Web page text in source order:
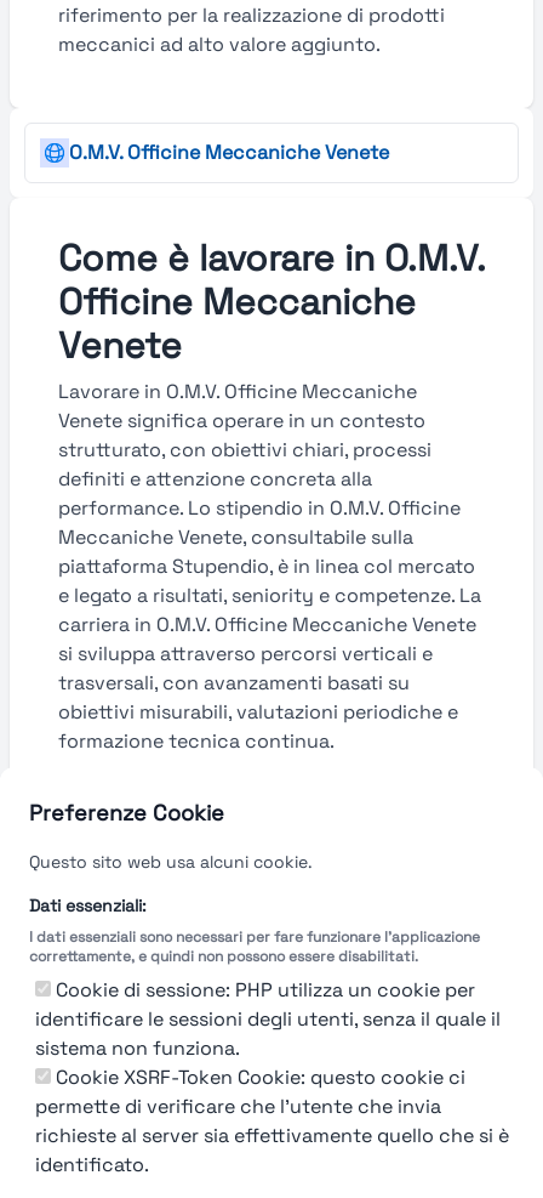
Preferenze Cookie
Questo sito web usa alcuni cookie.
Dati essenziali:
I dati essenziali sono necessari per fare funzionare l'applicazione
correttamente, e quindi non possono essere disabilitati.
Cookie di sessione: PHP utilizza un cookie per
identificare le sessioni degli utenti, senza il quale il
sistema non funziona.
Cookie XSRF-Token Cookie: questo cookie ci
permette di verificare che l'utente che invia
richieste al server sia effettivamente quello che si è
identificato.
riferimento per la realizzazione di prodotti
meccanici ad alto valore aggiunto.
O.M.V. Officine Meccaniche Venete
Come è lavorare in O.M.V.
Officine Meccaniche
Venete
Lavorare in O.M.V. Officine Meccaniche
Venete significa operare in un contesto
strutturato, con obiettivi chiari, processi
definiti e attenzione concreta alla
performance. Lo stipendio in O.M.V. Officine
Meccaniche Venete, consultabile sulla
piattaforma Stupendio, è in linea col mercato
e legato a risultati, seniority e competenze. La
carriera in O.M.V. Officine Meccaniche Venete
si sviluppa attraverso percorsi verticali e
trasversali, con avanzamenti basati su
obiettivi misurabili, valutazioni periodiche e
formazione tecnica continua.
Guarda le valutazioni →